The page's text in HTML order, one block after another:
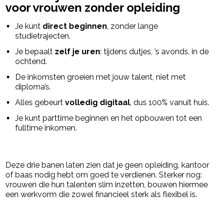
voor vrouwen zonder opleiding
Je kunt direct beginnen, zonder lange
studietrajecten.
Je bepaalt zelf je uren: tijdens dutjes, ’s avonds, in de
ochtend.
De inkomsten groeien met jouw talent, niet met
diploma’s.
Alles gebeurtvolledig digitaal, dus 100% vanuit huis.
Je kunt parttime beginnen en het opbouwen tot een
fulltime inkomen.
Deze drie banen laten zien dat je geen opleiding, kantoor
of baas nodig hebt om goed te verdienen. Sterker nog:
vrouwen die hun talenten slim inzetten, bouwen hiermee
een werkvorm die zowel financieel sterk als flexibel is.